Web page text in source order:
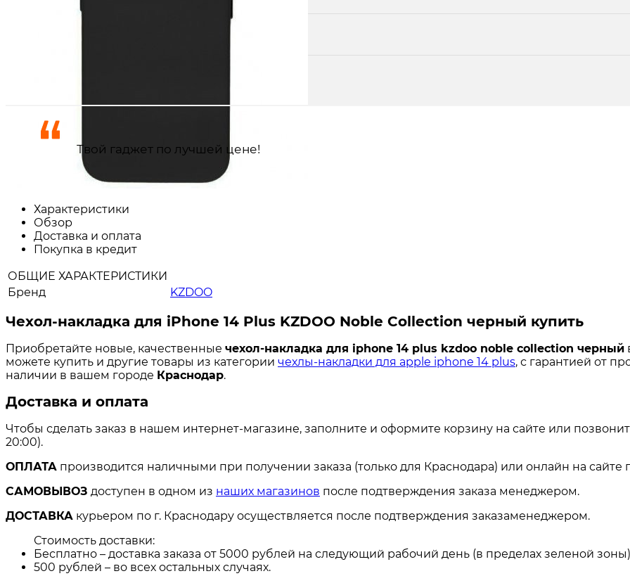
Твой гаджет по лучшей цене!
Характеристики
Обзор
Доставка и оплата
Покупка в кредит
ОБЩИЕ ХАРАКТЕРИСТИКИ
Бренд
KZDOO
Чехол-накладка для iPhone 14 Plus KZDOO Noble Collection черный купить
Приобретайте новые, качественные чехол-накладка для iphone 14 plus kzdoo noble collection черный
можете купить и другие товары из категории чехлы-накладки для apple iphone 14 plus, с гарантией от
наличии в вашем городе Краснодар.
Доставка и оплата
Чтобы сделать заказ в нашем интернет-магазине, заполните и оформите корзину на сайте или
20:00).
ОПЛАТА производится наличными при получении заказа (только для Краснодара) или онлайн на
САМОВЫВОЗ доступен в одном из наших магазинов после подтверждения заказа менеджером.
ДОСТАВКА курьером по г. Краснодару осуществляется после подтверждения заказаменеджером.
Стоимость доставки:
Бесплатно – доставка заказа от 5000 рублей на следующий рабочий день (в пределах зеленой
500 рублей – во всех остальных случаях.